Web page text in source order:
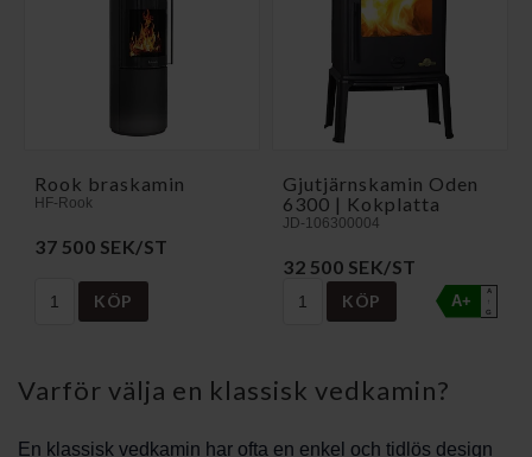
Rook braskamin
HF-Rook
37 500 SEK/ST
KÖP
Gjutjärnskamin Oden
6300 | Kokplatta
JD-106300004
32 500 SEK/ST
KÖP A+
A
↑
G
Varför välja en klassisk vedkamin?
En klassisk vedkamin har ofta en enkel och tidlös design